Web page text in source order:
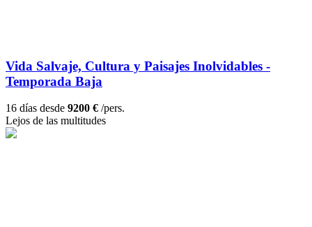
Vida Salvaje, Cultura y Paisajes Inolvidables -
Temporada Baja
16 días desde 9200 € /pers.
Lejos de las multitudes